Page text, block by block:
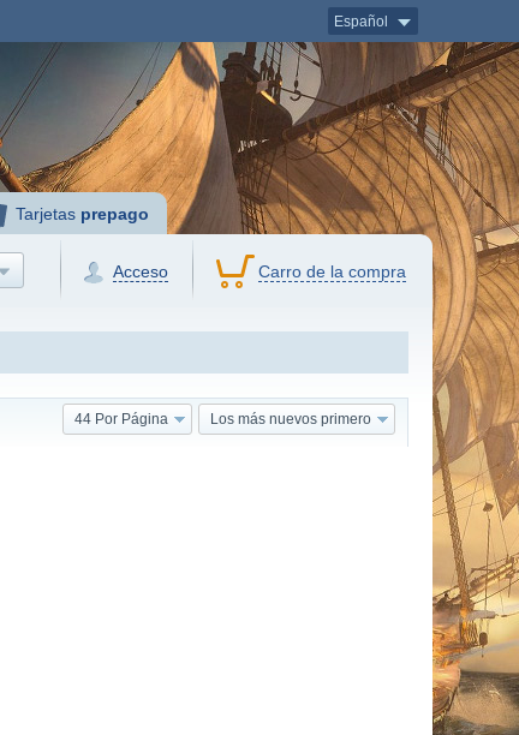
Español
Tarjetas prepago
Acceso Carro de la compra
Los más nuevos primero
44 Por Página